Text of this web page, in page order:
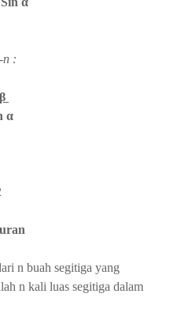
n :
n buah segitiga yang
n kali luas segitiga dalam